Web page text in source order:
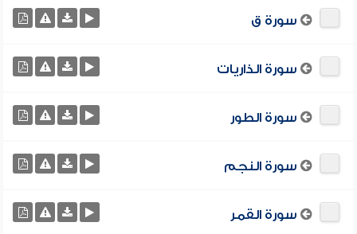
سورة ق
سورة الذاريات
سورة الطور
سورة النجم
سورة القمر